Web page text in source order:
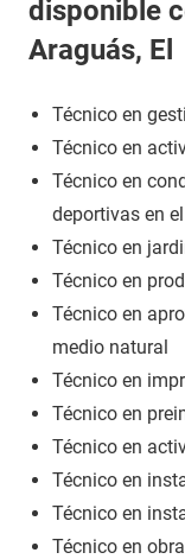
disponible
Araguás, El
Técnico en
Técnico en
Técnico en
deportivas en
Técnico en
Técnico en
Técnico en
medio natural
Técnico en
Técnico en
Técnico en
Técnico en
Técnico en
Técnico en